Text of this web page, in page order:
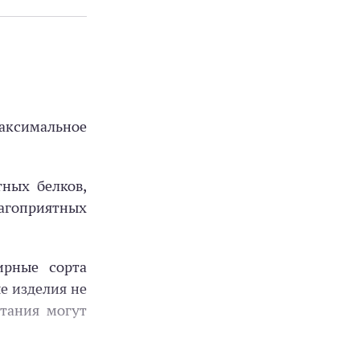
белков,
сорта
изделия не
могут